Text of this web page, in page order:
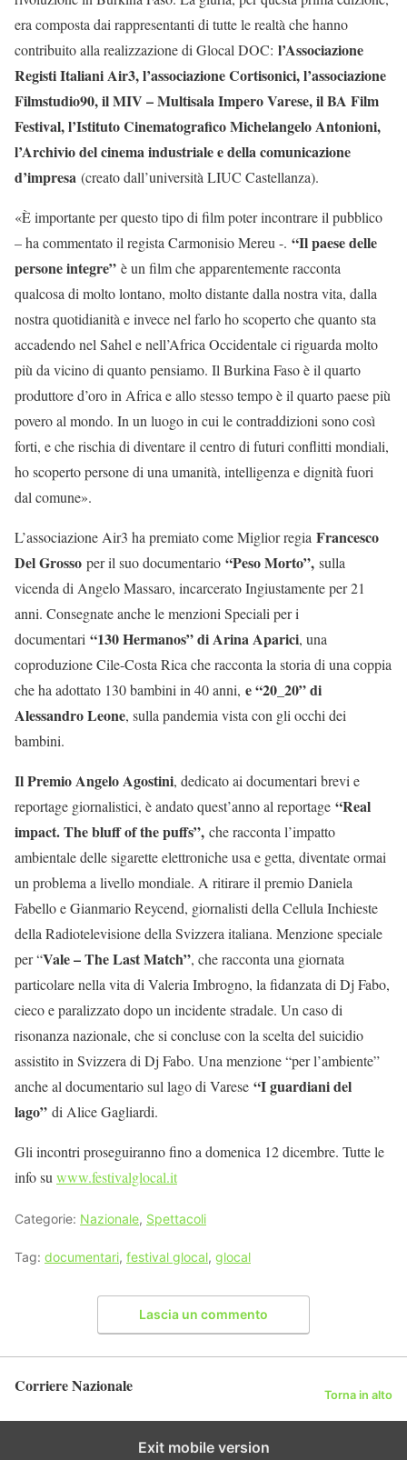
era composta dai rappresentanti di tutte le realtà che hanno
contribuito alla realizzazione di Glocal DOC: l’Associazione
Registi Italiani Air3, l’associazione Cortisonici, l’associazione
Filmstudio90, il MIV – Multisala Impero Varese, il BA Film
Festival, l’Istituto Cinematografico Michelangelo Antonioni,
l’Archivio del cinema industriale e della comunicazione
d’impresa (creato dall’università LIUC Castellanza).
«È importante per questo tipo di film poter incontrare il pubblico
– ha commentato il regista Carmonisio Mereu -. “Il paese delle
persone integre” è un film che apparentemente racconta
qualcosa di molto lontano, molto distante dalla nostra vita, dalla
nostra quotidianità e invece nel farlo ho scoperto che quanto sta
accadendo nel Sahel e nell’Africa Occidentale ci riguarda molto
più da vicino di quanto pensiamo. Il Burkina Faso è il quarto
produttore d’oro in Africa e allo stesso tempo è il quarto paese più
povero al mondo. In un luogo in cui le contraddizioni sono così
forti, e che rischia di diventare il centro di futuri conflitti mondiali,
ho scoperto persone di una umanità, intelligenza e dignità fuori
dal comune».
L’associazione Air3 ha premiato come Miglior regia Francesco
Del Grosso per il suo documentario “Peso Morto”, sulla
vicenda di Angelo Massaro, incarcerato Ingiustamente per 21
anni. Consegnate anche le menzioni Speciali per i
documentari “130 Hermanos” di Arina Aparici, una
coproduzione Cile-Costa Rica che racconta la storia di una coppia
che ha adottato 130 bambini in 40 anni, e “20_20” di
Alessandro Leone, sulla pandemia vista con gli occhi dei
bambini.
Il Premio Angelo Agostini, dedicato ai documentari brevi e
reportage giornalistici, è andato quest’anno al reportage “Real
impact. The bluff of the puffs”, che racconta l’impatto
ambientale delle sigarette elettroniche usa e getta, diventate ormai
un problema a livello mondiale. A ritirare il premio Daniela
Fabello e Gianmario Reycend, giornalisti della Cellula Inchieste
della Radiotelevisione della Svizzera italiana. Menzione speciale
per “Vale – The Last Match”, che racconta una giornata
particolare nella vita di Valeria Imbrogno, la fidanzata di Dj Fabo,
cieco e paralizzato dopo un incidente stradale. Un caso di
risonanza nazionale, che si concluse con la scelta del suicidio
assistito in Svizzera di Dj Fabo. Una menzione “per l’ambiente”
anche al documentario sul lago di Varese “I guardiani del
lago” di Alice Gagliardi.
Gli incontri proseguiranno fino a domenica 12 dicembre. Tutte le
info suwww.festivalglocal.it
Categorie: Nazionale, Spettacoli
Tag: documentari, festival glocal, glocal
Lascia un commento
Corriere Nazionale Torna in alto
Exit mobile version